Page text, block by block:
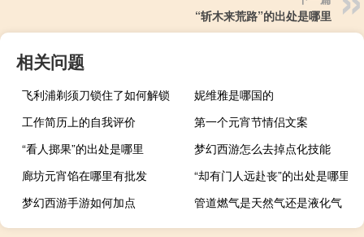
“斩木来荒路”的出处是哪里
相关问题
飞利浦剃须刀锁住了如何解锁
妮维雅是哪国的
工作简历上的自我评价
第一个元宵节情侣文案
“看人掷果”的出处是哪里
梦幻西游怎么去掉点化技能
廊坊元宵馅在哪里有批发
“却有门人远赴丧”的出处是哪里
梦幻西游手游如何加点
管道燃气是天然气还是液化气